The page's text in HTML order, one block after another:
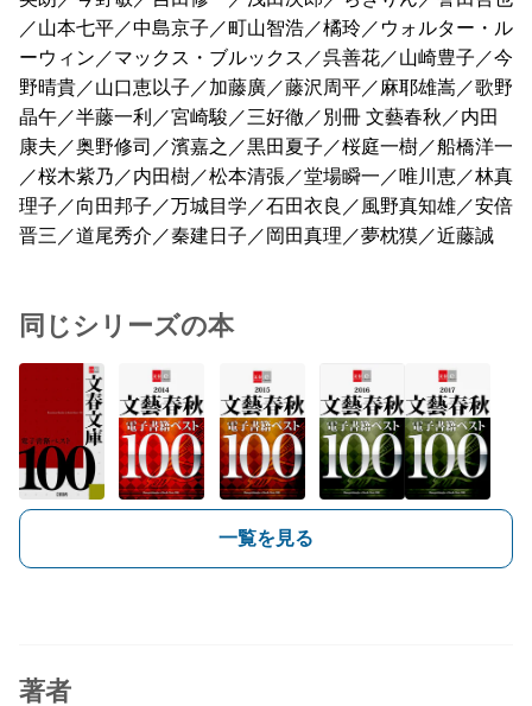
／山本七平／中島京子／町山智浩／橘玲／ウォルター・ル
ーウィン／マックス・ブルックス／呉善花／山崎豊子／今
野晴貴／山口恵以子／加藤廣／藤沢周平／麻耶雄嵩／歌野
晶午／半藤一利／宮崎駿／三好徹／別冊 文藝春秋／内田
康夫／奥野修司／濱嘉之／黒田夏子／桜庭一樹／船橋洋一
／桜木紫乃／内田樹／松本清張／堂場瞬一／唯川恵／林真
理子／向田邦子／万城目学／石田衣良／風野真知雄／安倍
晋三／道尾秀介／秦建日子／岡田真理／夢枕獏／近藤誠
同じシリーズの本
一覧を見る
著者